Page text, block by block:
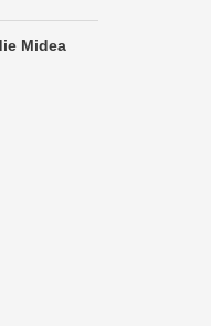
Midea